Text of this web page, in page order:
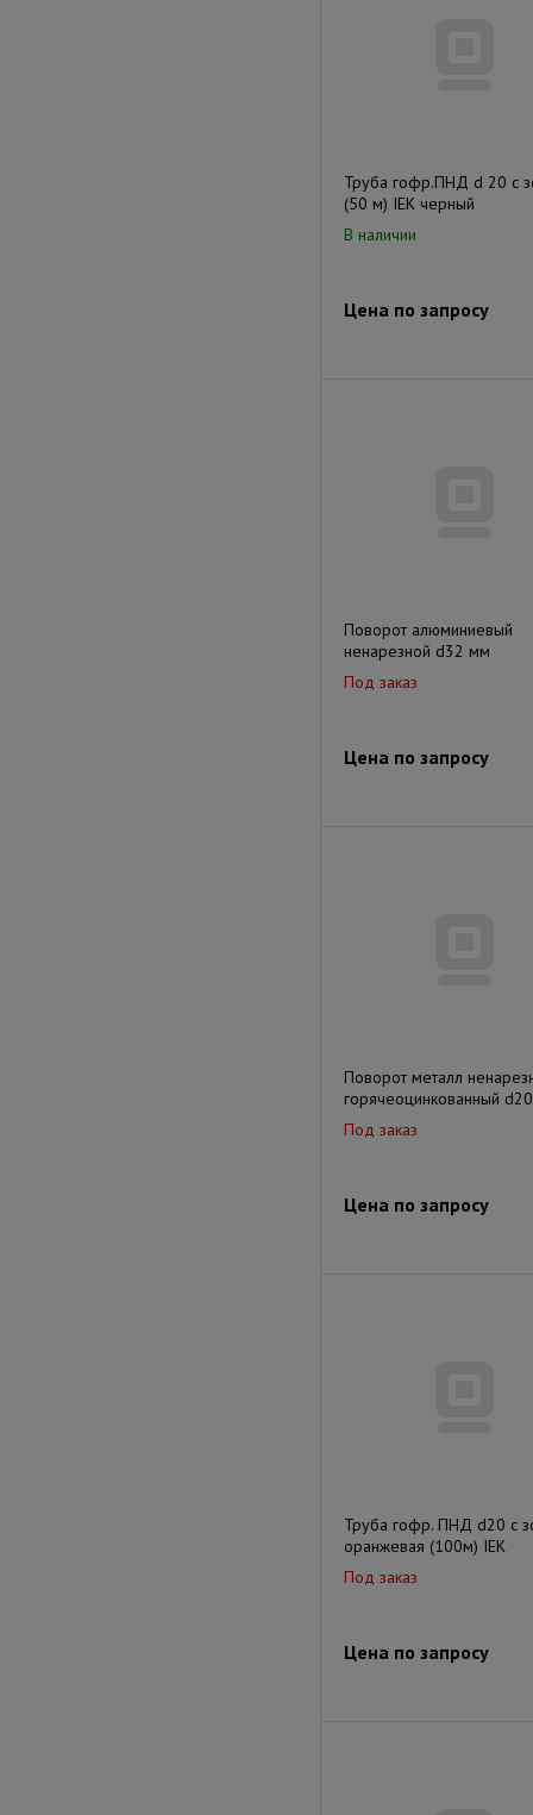
Труба гофр.ПНД d 20 с
(50 м) IEK черный
В наличии
Цена по запросу
Поворот алюминиевый
ненарезной d32 мм
Под заказ
Цена по запросу
Поворот металл
горячеоцинкованный
Под заказ
Цена по запросу
Труба гофр. ПНД d20 с
оранжевая (100м) IEK
Под заказ
Цена по запросу